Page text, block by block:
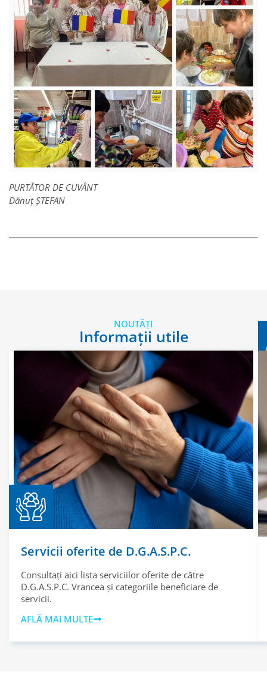
PURTĂTOR DE CUVÂNT
Dănuț ȘTEFAN
NOUTĂȚI
Informații utile
Servicii oferite de D.G.A.S.P.C.
Consultați aici lista serviciilor oferite de către
D.G.A.S.P.C. Vrancea și categoriile beneficiare de
servicii.
AFLĂ MAI MULTE